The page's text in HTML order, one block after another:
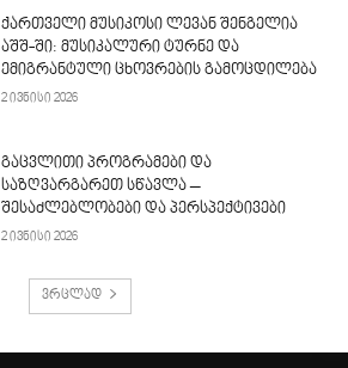
ქართველი მუსიკოსი ლევან შენგელია
აშშ-ში: მუსიკალური ტურნე და
ემიგრანტული ცხოვრების გამოცდილება
2 ივნისი 2026
გაცვლითი პროგრამები და
საზღვარგარეთ სწავლა –
შესაძლებლობები და პერსპექტივები
2 ივნისი 2026
ვრცლად